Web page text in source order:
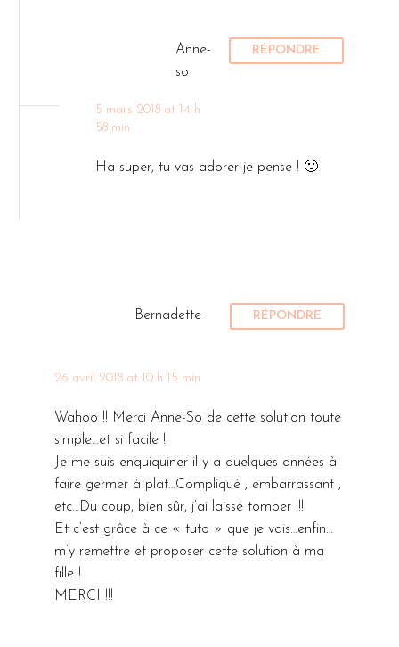
Anne-
so
5 mars 2018 at 14 h
58 min
RÉPONDRE
Ha super, tu vas adorer je pense ! 🙂
Bernadette
26 avril 2018 at 10 h 15 min
RÉPONDRE
Wahoo !! Merci Anne-So de cette solution toute
simple…et si facile !
Je me suis enquiquiner il y a quelques années à
faire germer à plat…Compliqué , embarrassant ,
etc…Du coup, bien sûr, j’ai laissé tomber !!!
Et c’est grâce à ce « tuto » que je vais…enfin…
m’y remettre et proposer cette solution à ma
fille !
MERCI !!!